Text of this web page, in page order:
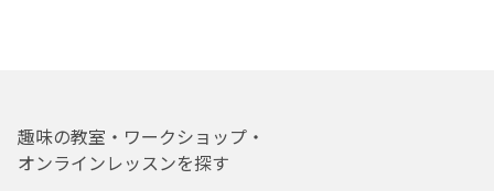
趣味の教室・ワークショップ・
オンラインレッスンを探す